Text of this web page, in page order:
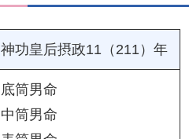
神功皇后摂政11（211）年
底筒男命
中筒男命